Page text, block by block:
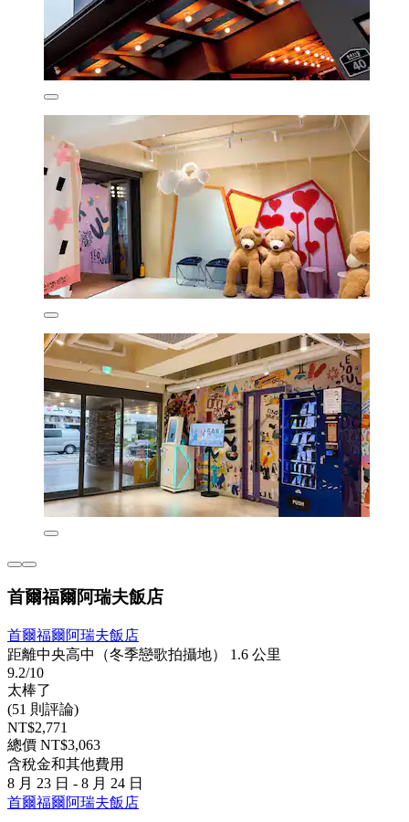
首爾福爾阿瑞夫飯店
首爾福爾阿瑞夫飯店
距離中央高中（冬季戀歌拍攝地） 1.6 公里
9.2/10
太棒了
(51 則評論)
NT$2,771
總價 NT$3,063
含稅金和其他費用
8 月 23 日 - 8 月 24 日
首爾福爾阿瑞夫飯店